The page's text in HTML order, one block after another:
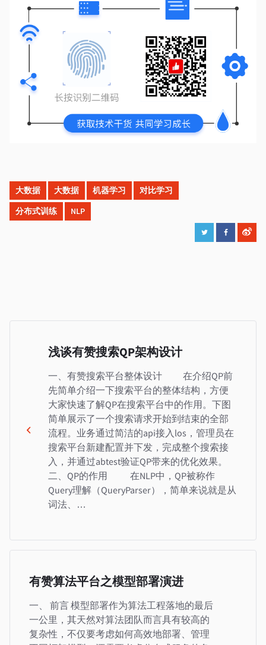
大数据 大数据 机器学习
对比学习
分布式训练
NLP
浅谈有赞搜索QP架构设计
一、有赞搜索平台整体设计 在介绍QP前
先简单介绍一下搜索平台的整体结构，方便
大家快速了解QP在搜索平台中的作用。下图
简单展示了一个搜索请求开始到结束的全部
流程。业务通过简洁的api接入los，管理员在
搜索平台新建配置并下发，完成整个搜索接
入，并通过abtest验证QP带来的优化效果。
二、QP的作用 在NLP中，QP被称作
Query理解（QueryParser），简单来说就是从
词法、…
有赞算法平台之模型部署演进
一、 前言 模型部署作为算法工程落地的最后
一公里，其天然对算法团队而言具有较高的
复杂性，不仅要考虑如何高效地部署、管理